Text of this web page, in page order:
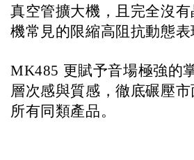
真空管擴大機，且完全沒有
機常見的限縮高阻抗動態表
MK485 更賦予音場極強的
層次感與質感，徹底碾壓市
所有同類